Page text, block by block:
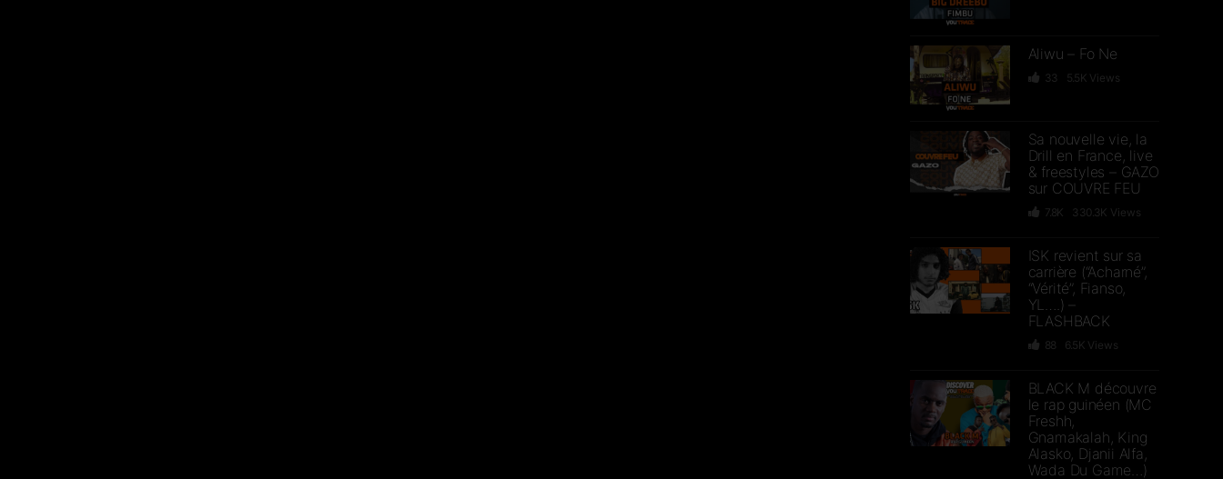
Aliwu – Fo Ne
33 5.5K Views
Sa nouvelle vie, la
Drill en France, live
& freestyles – GAZO
sur COUVRE FEU
7.8K 330.3K Views
ISK revient sur sa
carrière (“Acharné”,
“Vérité”, Fianso,
YL….) –
FLASHBACK
88 6.5KViews
BLACK M découvre
le rap guinéen (MC
Freshh,
Gnamakalah, King
Alasko, Djanii Alfa,
Wada Du Game…)